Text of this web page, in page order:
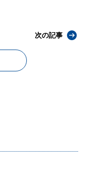
次の記事